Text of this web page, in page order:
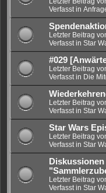
Verfasst in
Letzter Beitrag
Verfasst in Star
#029
Letzter Beitrag
Verfasst in Die
Letzter Beitrag
Verfasst in Star
Star Wars
Letzter Beitrag
Verfasst in Star
Letzter Beitrag
Verfasst in Star